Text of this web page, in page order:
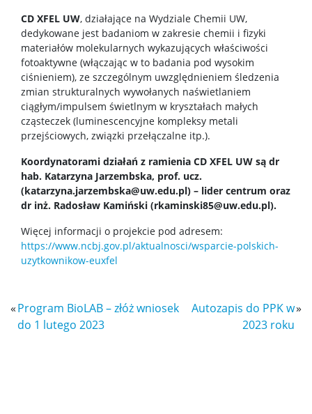
Procedura przewodu doktorskiego
Ubezpieczenie zdrowotne
Dokumenty do pobrania
Intranet
Spis pracowników
Badania i nauka
CD XFEL UW, działające na Wydziale Chemii UW,
dedykowane jest badaniom w zakresie chemii i fizyki
materiałów molekularnych wykazujących właściwości
fotoaktywne (włączając w to badania pod wysokim
ciśnieniem), ze szczególnym uwzględnieniem śledzenia
zmian strukturalnych wywołanych naświetlaniem
ciągłym/impulsem świetlnym w kryształach małych
cząsteczek (luminescencyjne kompleksy metali
przejściowych, związki przełączalne itp.).
Koordynatorami działań z ramienia CD XFEL UW są dr
hab. Katarzyna Jarzembska, prof. ucz.
(katarzyna.jarzembska@uw.edu.pl) – lider centrum oraz
dr inż. Radosław Kamiński (rkaminski85@uw.edu.pl).
Więcej informacji o projekcie pod adresem:
https://www.ncbj.gov.pl/aktualnosci/wsparcie-polskich-
uzytkownikow-euxfel
«Program BioLAB – złóż wniosek
do 1 lutego 2023
Autozapis do PPK w
2023 roku
»